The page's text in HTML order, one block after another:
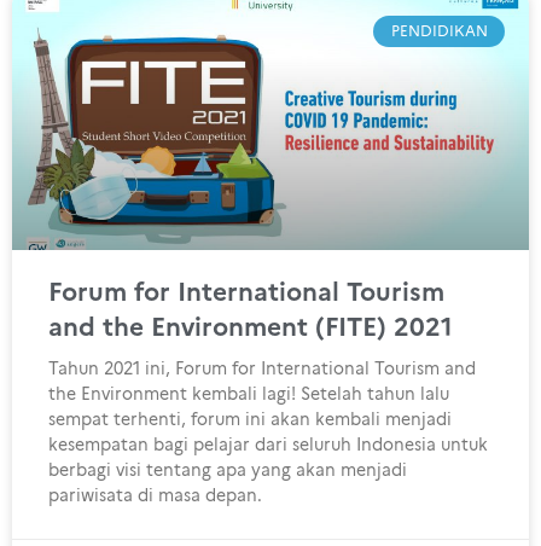
PENDIDIKAN
Forum for International Tourism
and the Environment (FITE) 2021
Tahun 2021 ini, Forum for International Tourism and
the Environment kembali lagi! Setelah tahun lalu
sempat terhenti, forum ini akan kembali menjadi
kesempatan bagi pelajar dari seluruh Indonesia untuk
berbagi visi tentang apa yang akan menjadi
pariwisata di masa depan.